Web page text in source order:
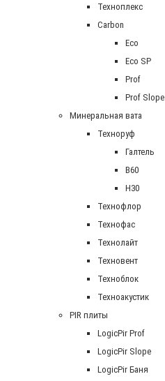
Техноплекс
Carbon
Eco
Eco SP
Prof
Prof Slope
Минеральная вата
Техноруф
Галтель
В60
Н30
Технофлор
Технофас
Технолайт
Техновент
Техноблок
Техноакустик
PIR плиты
LogicPir Prof
LogicPir Slope
LogicPir Баня